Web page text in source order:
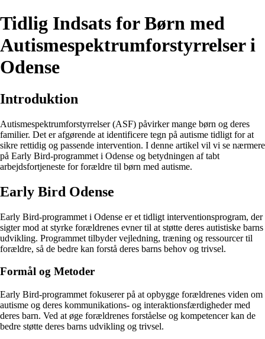
Tidlig Indsats for Børn med
Autismespektrumforstyrrelser i
Odense
Introduktion
Autismespektrumforstyrrelser (ASF) påvirker mange børn og deres
familier. Det er afgørende at identificere tegn på autisme tidligt for at
sikre rettidig og passende intervention. I denne artikel vil vi se nærmere
på Early Bird-programmet i Odense og betydningen af tabt
arbejdsfortjeneste for forældre til børn med autisme.
Early Bird Odense
Early Bird-programmet i Odense er et tidligt interventionsprogram, der
sigter mod at styrke forældrenes evner til at støtte deres autistiske barns
udvikling. Programmet tilbyder vejledning, træning og ressourcer til
forældre, så de bedre kan forstå deres barns behov og trivsel.
Formål og Metoder
Early Bird-programmet fokuserer på at opbygge forældrenes viden om
autisme og deres kommunikations- og interaktionsfærdigheder med
deres barn. Ved at øge forældrenes forståelse og kompetencer kan de
bedre støtte deres barns udvikling og trivsel.